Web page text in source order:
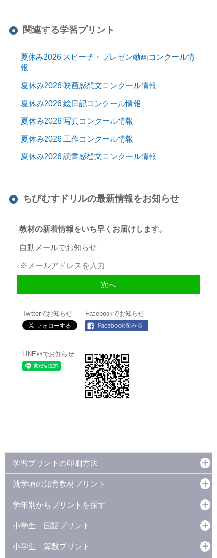
関連する学習プリント
夏休み2026 スピーチ・プレゼン動画コンクール情
報
夏休み2026 映画感想文コンクール情報
夏休み2026 絵日記コンクール情報
夏休み2026 写真コンクール情報
夏休み2026 工作コンクール情報
夏休み2026 読書感想文コンクール情報
ちびむすドリルの最新情報をお知らせ
教材の新着情報をいち早くお届けします。
自動メールでお知らせ
Twitterでお知らせ Facebookでお知らせ
LINE＠でお知らせ
学習プリントの印刷方法
就学頃の知育教材プリント
学年別からプリントを探す
小学生 国語プリント
小学生 算数プリント